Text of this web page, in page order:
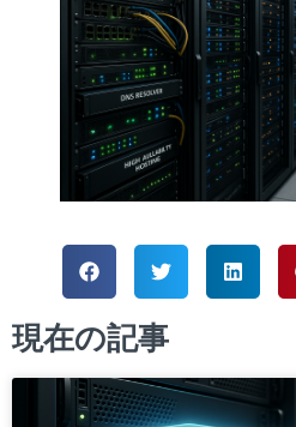
現在の記事